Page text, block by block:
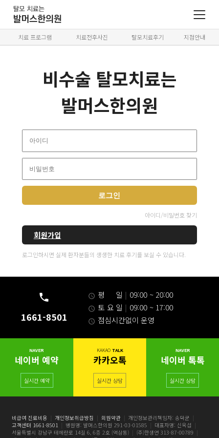
치료 프로그램 치료전후사진 탈모치료후기 지점안내
비수술 탈모치료는
발머스한의원
로그인
아이디/비밀번호 찾기
회원가입
로그인하시면 실제 환자분들의 생생한 치료 후기를 보실 수 있습니다.
1661-8501
평 일 | 09:00 ~ 20:00
토 요 일 | 09:00 ~ 17:00
점심시간없이 운영
NAVER
네이버 예약
실시간 예약
KAKAO TALK
카카오톡
실시간 상담
NAVER
네이버 톡톡
실시간 상담
비급여 진료비용 | 개인정보취급방침 | 회원약관 | 개인정보관리책임자: 송덕균 |
고객센터 1661-8501 | 병원명: 발머스한의원 291-03-01585 | 대표자명: 신옥섭 |
서울특별시 강남구 테헤란로 14길 6, 6층 2호 (역삼동) | (주)한생연 313-87-00789 |